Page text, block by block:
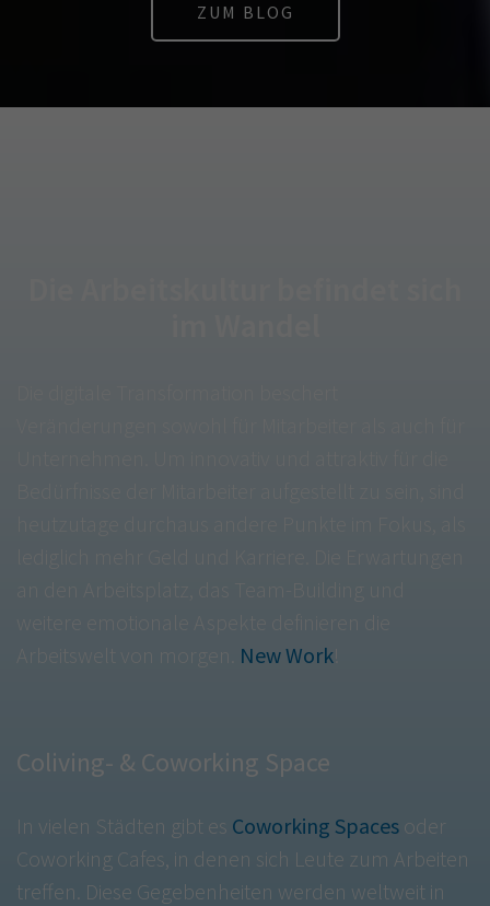
ZUM BLOG
Arbeitswelt von morgen. New Work
Coliving- & Coworking Space
In vielen Städten gibt es Coworking Spaces oder
Coworking Cafes, in denen sich Leute zum Arbeiten
treffen. Diese Gegebenheiten werden weltweit in